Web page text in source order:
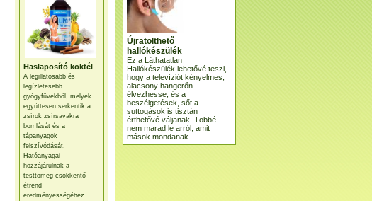
Haslaposító koktél
A legillatosabb és
legízletesebb
gyógyfűvekből, melyek
együttesen serkentik a
zsírok zsírsavakra
bomlását és a
tápanyagok
felszívódását.
Hatóanyagai
hozzájárulnak a
testtömeg csökkentő
étrend
eredményességéhez.
Újratölthető
hallókészülék
Ez a Láthatatlan
Hallókészülék lehetővé teszi,
hogy a televíziót kényelmes,
alacsony hangerőn
élvezhesse, és a
beszélgetések, sőt a
suttogások is tisztán
érthetővé váljanak. Többé
nem marad le arról, amit
mások mondanak.